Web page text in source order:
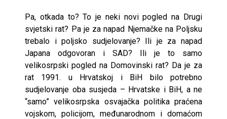
Pa, otkada to? To je neki novi pogled na Drugi
svjetski rat? Pa je za napad Njemačke na Poljsku
trebalo i poljsko sudjelovanje? Ili je za napad
Japana odgovoran i SAD? Ili je to samo
velikosrpski pogled na Domovinski rat? Da je za
rat 1991. u Hrvatskoj i BiH bilo potrebno
sudjelovanje oba susjeda – Hrvatske i BiH, a ne
“samo” velikosrpska osvajačka politika praćena
vojskom, policijom, međunarodnom i domaćom